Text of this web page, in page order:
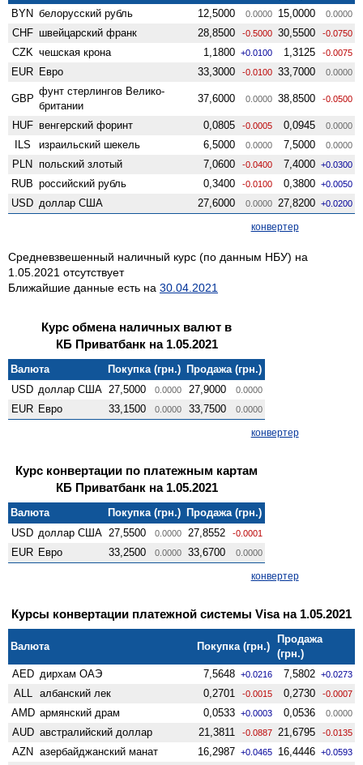
BYN белорусский рубль 12,5000 0.0000 15,0000 0.0000
CHF швейцарский франк 28,8500 -0.5000 30,5500 -0.0750
CZK чешская крона 1,1800 +0.0100 1,3125 -0.0075
EUR Евро 33,3000 -0.0100 33,7000 0.0000
GBP
фунт стерлингов Велико­
британии
37,6000 0.0000 38,8500 -0.0500
HUF венгерский форинт 0,0805 -0.0005 0,0945 0.0000
ILS израильский шекель 6,5000 0.0000 7,5000 0.0000
PLN польский злотый 7,0600 -0.0400 7,4000 +0.0300
RUB российский рубль 0,3400 -0.0100 0,3800 +0.0050
USD доллар США 27,6000 0.0000 27,8200 +0.0200
конвертер
Средневзвешенный наличный курс (по данным НБУ) на
1.05.2021 отсутствует
Ближайшие данные есть на 30.04.2021
Курс обмена наличных валют в
КБ Приватбанк на 1.05.2021
Валюта Покупка (грн.) Продажа (грн.)
USD доллар США 27,5000 0.0000 27,9000 0.0000
EUR Евро 33,1500 0.0000 33,7500 0.0000
конвертер
Курс конвертации по платежным картам
КБ Приватбанк на 1.05.2021
Валюта Покупка (грн.) Продажа (грн.)
USD доллар США 27,5500 0.0000 27,8552 -0.0001
EUR Евро 33,2500 0.0000 33,6700 0.0000
конвертер
Курсы конвертации платежной системы Visa на 1.05.2021
Валюта Покупка (грн.)
Продажа
(грн.)
AED дирхам ОАЭ 7,5648 +0.0216 7,5802 +0.0273
ALL албанский лек 0,2701 -0.0015 0,2730 -0.0007
AMD армянский драм 0,0533 +0.0003 0,0536 0.0000
AUD австралийский доллар 21,3811 -0.0887 21,6795 -0.0135
AZN азербайджанский манат 16,2987 +0.0465 16,4446 +0.0593